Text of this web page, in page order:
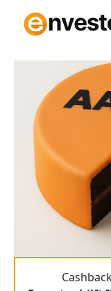
Inhalt
springen